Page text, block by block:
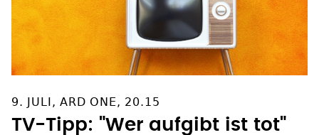
9. JULI, ARD ONE, 20.15
TV-Tipp: "Wer aufgibt ist tot"